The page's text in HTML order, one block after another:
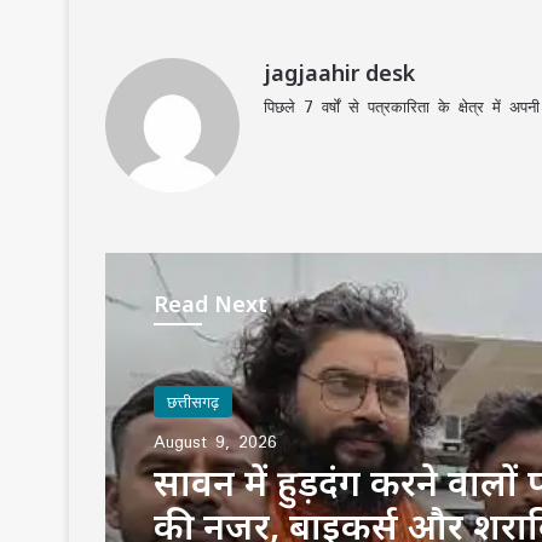
jagjaahir desk
पिछले 7 वर्षों से पत्रकारिता के क्षेत्र में
Read Next
छत्तीसगढ़
August 9, 2026
सावन में हुड़दंग करने वालों
की नजर, बाइकर्स और